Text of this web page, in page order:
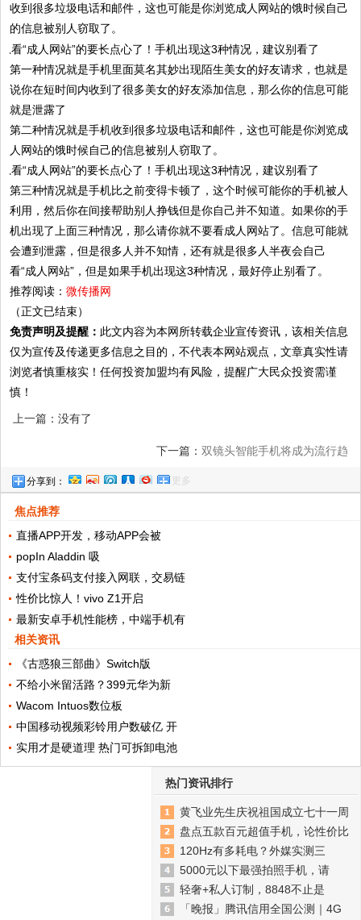
收到很多垃圾电话和邮件，这也可能是你浏览成人网站的饿时候自己
的信息被别人窃取了。
第一种情况就是手机里面莫名其妙出现陌生美女的好友请求，也就是
说你在短时间内收到了很多美女的好友添加信息，那么你的信息可能
就是泄露了
第二种情况就是手机收到很多垃圾电话和邮件，这也可能是你浏览成
人网站的饿时候自己的信息被别人窃取了。
第三种情况就是手机比之前变得卡顿了，这个时候可能你的手机被人
利用，然后你在间接帮助别人挣钱但是你自己并不知道。如果你的手
机出现了上面三种情况，那么请你就不要看成人网站了。信息可能就
会遭到泄露，但是很多人并不知情，还有就是很多人半夜会自己
看“成人网站”，但是如果手机出现这3种情况，最好停止别看了。
推荐阅读：微传播网
（正文已结束）
免责声明及提醒： 此文内容为本网所转载企业宣传资讯，该相关信息
仅为宣传及传递更多信息之目的，不代表本网站观点，文章真实性请
浏览者慎重核实！任何投资加盟均有风险，提醒广大民众投资需谨
慎！
上一篇：没有了
下一篇： 双镜头智能手机将成为流行趋
分享到： 更多
焦点推荐
直播APP开发，移动APP会被
popIn Aladdin 吸
支付宝条码支付接入网联，交易链
性价比惊人！vivo Z1开启
最新安卓手机性能榜，中端手机有
相关资讯
《古惑狼三部曲》Switch版
不给小米留活路？399元华为新
Wacom Intuos数位板
中国移动视频彩铃用户数破亿 开
实用才是硬道理 热门可拆卸电池
热门资讯排行
黄飞业先生庆祝祖国成立七十一周
盘点五款百元超值手机，论性价比
120Hz有多耗电？外媒实测三
5000元以下最强拍照手机，请
轻奢+私人订制，8848不止是
「晚报」腾讯信用全国公测｜4G